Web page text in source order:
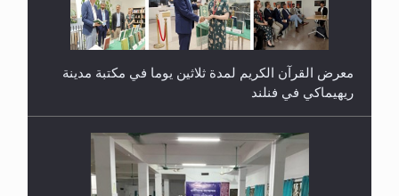
معرض القرآن الكريم لمدة ثلاثين يوما في مكتبة مدينة
ريهيماكي في فنلند